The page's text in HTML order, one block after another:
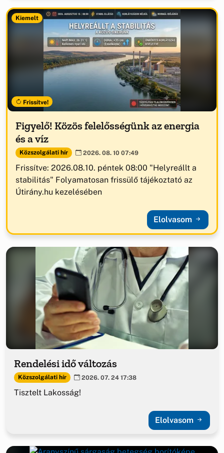
Kiemelt
Frissítve!
Figyelő! Közös felelősségünk az energia
és a víz
Közszolgálati hír 2026. 08. 10 07:49
Frissítve: 2026.08.10. péntek 08:00 "Helyreállt a
stabilitás" Folyamatosan frissülő tájékoztató az
Útirány.hu kezelésében
Elolvasom
Rendelési idő változás
Közszolgálati hír 2026. 07. 24 17:38
Tisztelt Lakosság!
Elolvasom